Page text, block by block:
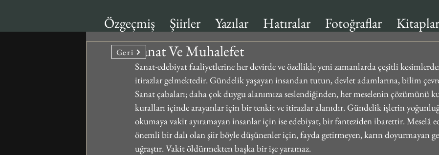
Özgeçmiş Şiirler Yazılar Hatıralar Fotoğraflar Kitaplar
Sanat Ve Muhalefet
Sanat-edebiyat faaliyetlerine her devirde ve özellikle yeni zamanlarda çeşitli
itirazlar gelmektedir. Gündelik yaşayan insandan tutun, devlet adamlarına, bilim
Sanat çabaları; daha çok duygu alanımıza seslendiğinden, her meselenin çözümünü
kuralları içinde arayanlar için bir tenkit ve itirazlar alanıdır. Gündelik işlerin
okumaya vakit ayıramayan insanlar için ise edebiyat, bir fanteziden ibarettir. Meselâ
önemli bir dalı olan şiir böyle düşünenler için, fayda getirmeyen, karın doyurmayan
uğraştır. Vakit öldürmekten başka bir işe yaramaz.
Geri